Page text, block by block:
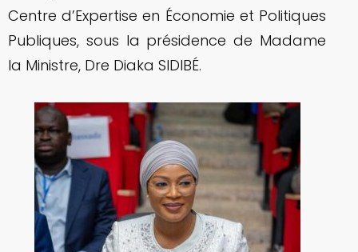
Centre d’Expertise en Économie et Politiques
Publiques, sous la présidence de Madame
la Ministre, Dre Diaka SIDIBÉ.